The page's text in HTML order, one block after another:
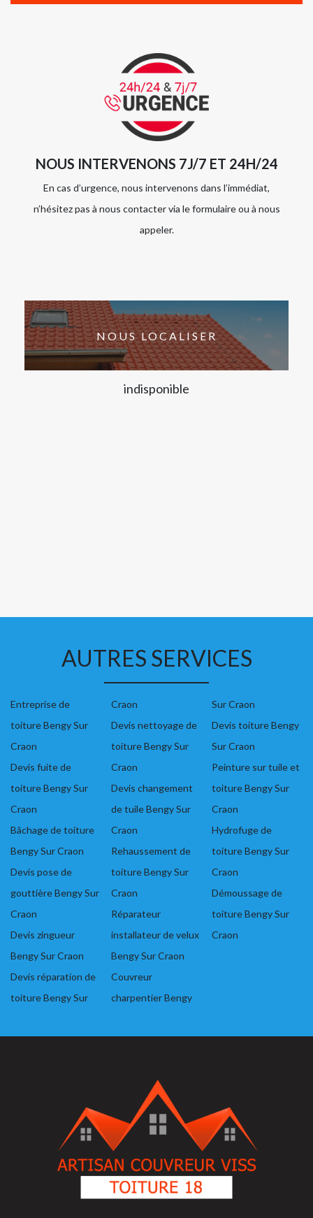
NOUS INTERVENONS 7J/7 ET 24H/24
En cas d’urgence, nous intervenons dans l’immédiat,
n’hésitez pas à nous contacter via le formulaire ou à nous
appeler.
NOUS LOCALISER
indisponible
AUTRES SERVICES
Entreprise de
toiture Bengy Sur
Craon
Devis fuite de
toiture Bengy Sur
Craon
Bâchage de toiture
Bengy Sur Craon
Devis pose de
gouttière Bengy Sur
Craon
Devis zingueur
Bengy Sur Craon
Devis réparation de
toiture Bengy Sur
Craon
Devis nettoyage de
toiture Bengy Sur
Craon
Devis changement
de tuile Bengy Sur
Craon
Rehaussement de
toiture Bengy Sur
Craon
Réparateur
installateur de velux
Bengy Sur Craon
Couvreur
charpentier Bengy
Sur Craon
Devis toiture Bengy
Sur Craon
Peinture sur tuile et
toiture Bengy Sur
Craon
Hydrofuge de
toiture Bengy Sur
Craon
Démoussage de
toiture Bengy Sur
Craon